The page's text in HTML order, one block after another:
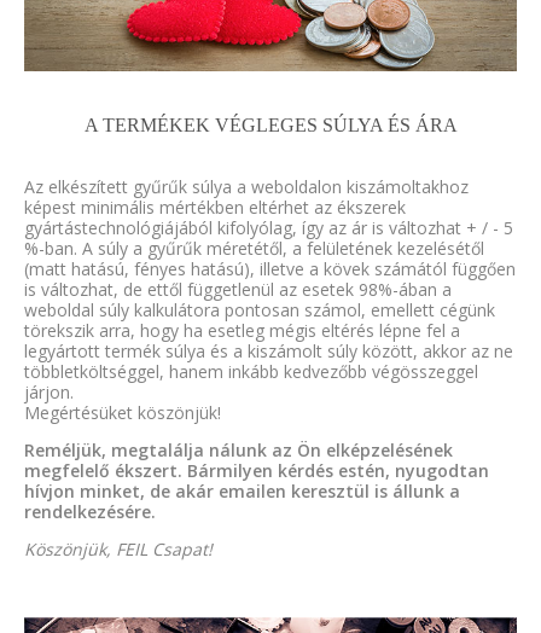
A TERMÉKEK VÉGLEGES SÚLYA ÉS ÁRA
Az elkészített gyűrűk súlya a weboldalon kiszámoltakhoz
képest minimális mértékben eltérhet az ékszerek
gyártástechnológiájából kifolyólag, így az ár is változhat + / - 5
%-ban. A súly a gyűrűk méretétől, a felületének kezelésétől
(matt hatású, fényes hatású), illetve a kövek számától függően
is változhat, de ettől függetlenül az esetek 98%-ában a
weboldal súly kalkulátora pontosan számol, emellett cégünk
törekszik arra, hogy ha esetleg mégis eltérés lépne fel a
legyártott termék súlya és a kiszámolt súly között, akkor az ne
többletköltséggel, hanem inkább kedvezőbb végösszeggel
járjon.
Megértésüket köszönjük!
Reméljük, megtalálja nálunk az Ön elképzelésének
megfelelő ékszert. Bármilyen kérdés estén, nyugodtan
hívjon minket, de akár emailen keresztül is állunk a
rendelkezésére.
Köszönjük, FEIL Csapat!